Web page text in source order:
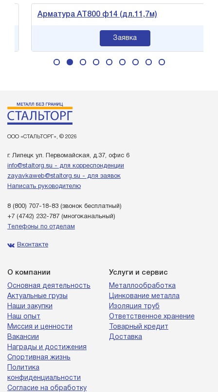
Арматура АТ800 ф14 (дл.11,7м)
Заявка
ООО «СТАЛЬТОРГ», © 2026
г. Липецк ул. Первомайская, д.37, офис 6
info@staltorg.su - для корреспонденции
zayavkaweb@staltorg.su - для заявок
Написать руководителю
8 (800) 707-18-83 (звонок бесплатный)
+7 (4742) 232-787 (многоканальный)
Телефоны по отделам
Вконтакте
О компании
Основная деятельность
Актуальные грузы
Наши закупки
Наш опыт
Миссия и ценности
Вакансии
Награды и достижения
Спортивная жизнь
Политика
конфиденциальности
Согласие на обработку
Услуги и сервис
Металлообработка
Цинкование металла
Изоляция труб
Ответственное хранение
Товарный кредит
Доставка